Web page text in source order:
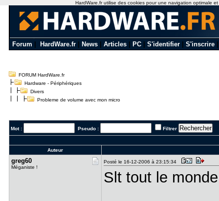
Forum HardWare.fr News Articles PC S'identifier S'inscrire
FORUM HardWare.fr
Hardware - Périphériques
Divers
Probleme de volume avec mon micro
Mot : Pseudo : Filtrer
Auteur
greg60
Méganiste !
Posté le 16-12-2006 à 23:15:34
Slt tout le monde
HardWare.fr utilise des cookies pour une navigation optimale